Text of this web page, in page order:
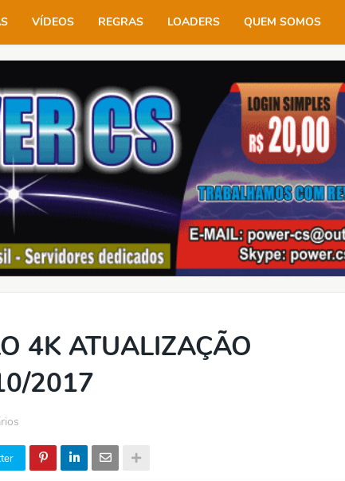
VÍDEOS REGRAS LOADERS QUEM SOMOS
4K ATUALIZAÇÃO
2017